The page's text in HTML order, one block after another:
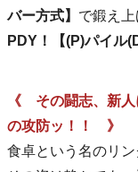
バー方式】 で鍛え
PDY！【(P)パイル
《 その闘志、新
の攻防ッ！！ 》
食卓という名のリ